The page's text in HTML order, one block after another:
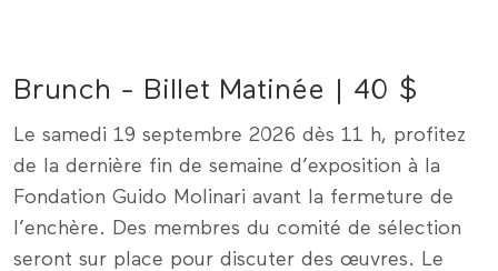
Brunch - Billet Matinée | 40 $
Le samedi 19 septembre 2026 dès 11 h, profitez
de la dernière fin de semaine d’exposition à la
Fondation Guido Molinari avant la fermeture de
l’enchère. Des membres du comité de sélection
seront sur place pour discuter des œuvres. Le